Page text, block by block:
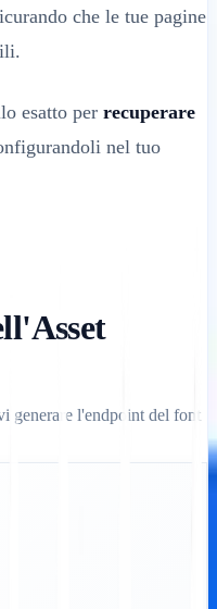
che le tue pagine
esatto per recuperare
nel tuo
generare l'endpoint del font